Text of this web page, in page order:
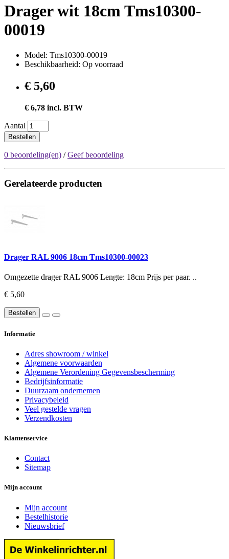
Drager wit 18cm Tms10300-
00019
Model: Tms10300-00019
Beschikbaarheid: Op voorraad
€ 5,60
€ 6,78 incl. BTW
Aantal
Bestellen
0 beoordeling(en) /Geef beoordeling
Gerelateerde producten
Drager RAL 9006 18cm Tms10300-00023
Omgezette drager RAL 9006 Lengte: 18cm Prijs per paar. ..
€ 5,60
Bestellen
Informatie
Adres showroom / winkel
Algemene voorwaarden
Algemene Verordening Gegevensbescherming
Bedrijfsinformatie
Duurzaam ondernemen
Privacybeleid
Veel gestelde vragen
Verzendkosten
Klantenservice
Contact
Sitemap
Mijn account
Mijn account
Bestelhistorie
Nieuwsbrief